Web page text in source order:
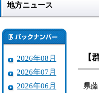
地方ニュース
2026年08月
2026年07月
2026年06月
【
県